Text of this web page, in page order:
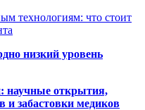
технологиям: что стоит
низкий уровень
научные открытия,
и забастовки медиков